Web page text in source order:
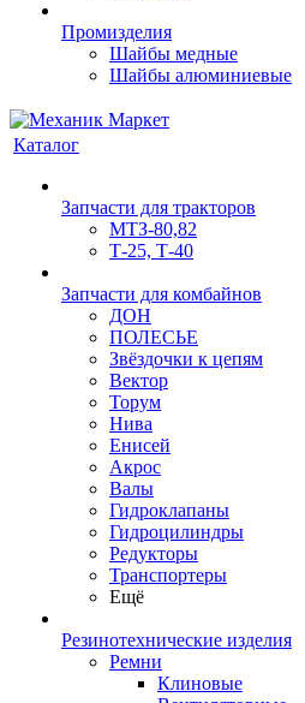
Промизделия
Шайбы медные
Шайбы алюминиевые
Каталог
Запчасти для тракторов
МТЗ-80,82
Т-25, Т-40
Запчасти для комбайнов
ДОН
ПОЛЕСЬЕ
Звёздочки к цепям
Вектор
Торум
Нива
Енисей
Акрос
Валы
Гидроклапаны
Гидроцилиндры
Редукторы
Транспортеры
Ещё
Резинотехнические изделия
Ремни
Клиновые